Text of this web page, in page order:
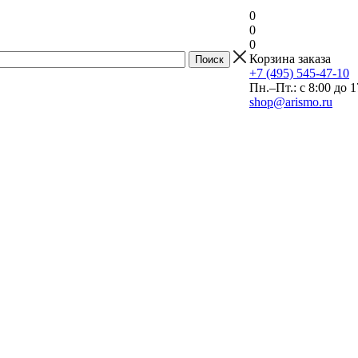
0
0
0
Корзина заказа
+7 (495) 545-47-10
Пн.–Пт.: с 8:00 до
shop@arismo.ru